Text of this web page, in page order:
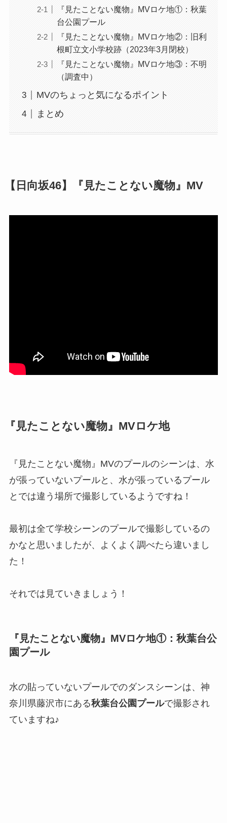
『見たことない魔物』MVロケ地①：秋葉
台公園プール
『見たことない魔物』MVロケ地②：旧利
根町立文小学校跡（2023年3月閉校）
『見たことない魔物』MVロケ地③：不明
（調査中）
MVのちょっと気になるポイント
まとめ
【日向坂46】『見たことない魔物』MV
『見たことない魔物』MVロケ地
『見たことない魔物』MVのプールのシーンは、水
が張っていないプールと、水が張っているプール
とでは違う場所で撮影しているようですね！
最初は全て学校シーンのプールで撮影しているの
かなと思いましたが、よくよく調べたら違いまし
た！
それでは見ていきましょう！
『見たことない魔物』MVロケ地①：秋葉台公
園プール
水の貼っていないプールでのダンスシーンは、神
奈川県藤沢市にある秋葉台公園プールで撮影され
ていますね♪